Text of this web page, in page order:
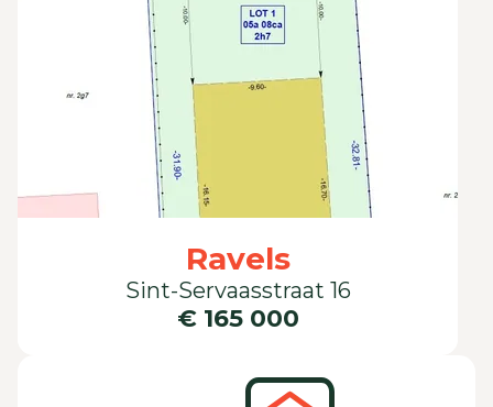
€ 165 000
Ravels
Sint-Servaasstraat 16